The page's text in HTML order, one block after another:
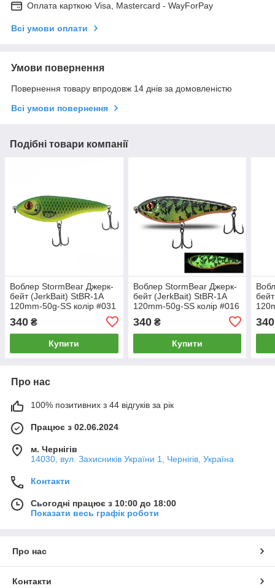
Оплата карткою Visa, Mastercard - WayForPay
Всі умови оплати
Умови повернення
Повернення товару впродовж 14 днів за домовленістю
Всі умови повернення
Подібні товари компанії
Воблер StormBear Джерк-
бейт (JerkBait) StBR-1A
120mm-50g-SS колір #031
340 ₴
Купити
Воблер StormBear Джерк-
бейт (JerkBait) StBR-1A
120mm-50g-SS колір #016
340₴
Купити
340
Про нас
100% позитивних з 44 відгуків за рік
Працює з 02.06.2024
м. Чернігів
14030, вул. Захисників України 1, Чернігів, Україна
Контакти
Сьогодні працює з 10:00 до 18:00
Показати весь графік роботи
Про нас
Контакти